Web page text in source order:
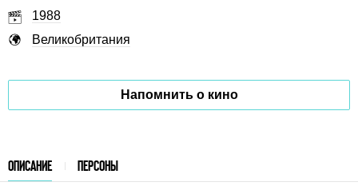
1988
Великобритания
Напомнить о кино
ОПИСАНИЕ ПЕРСОНЫ